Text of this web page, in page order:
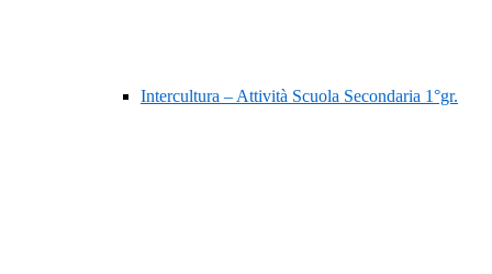
Intercultura – Attività Scuola Secondaria 1°gr.